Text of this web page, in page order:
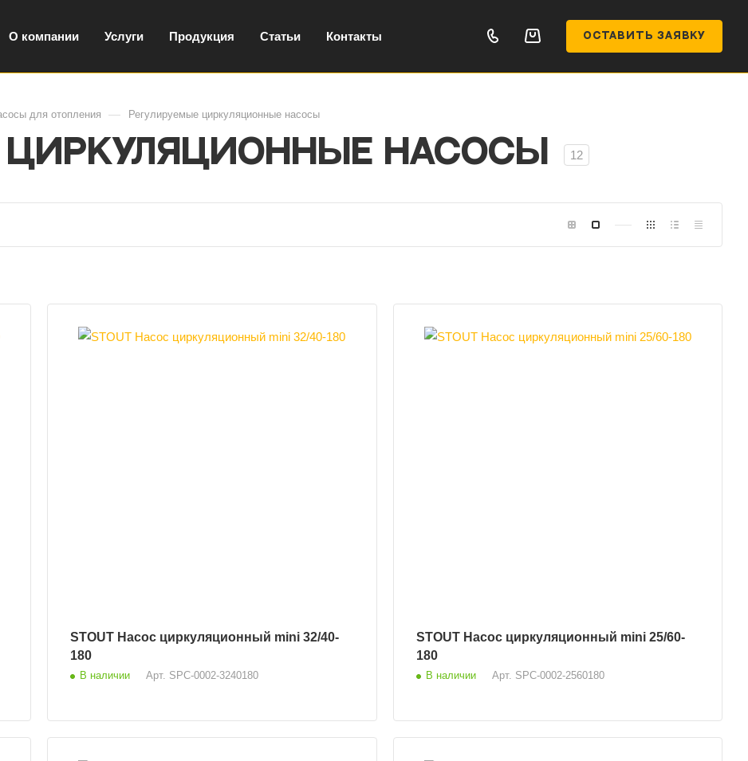
О компании Услуги Продукция Статьи Контакты ОСТАВИТЬ ЗАЯВКУ
для отопления — Регулируемые циркуляционные насосы
циркуляционные насосы 12
STOUT Насос циркуляционный mini 32/40-
180
В наличии Арт. SPC-0002-3240180
STOUT Насос циркуляционный mini 25/60-
180
В наличии Арт. SPC-0002-2560180